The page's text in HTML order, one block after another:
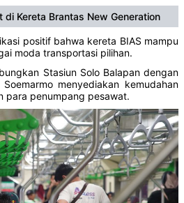
di Kereta Brantas New Generation
positif bahwa kereta BIAS mampu
moda transportasi pilihan.
Stasiun Solo Balapan dengan
menyediakan kemudahan
para penumpang pesawat.